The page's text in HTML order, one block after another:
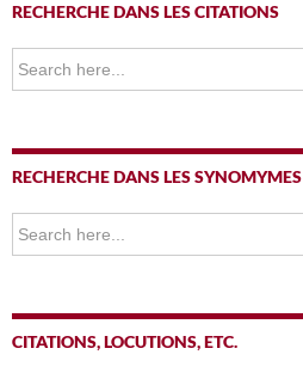
RECHERCHE DANS LES CITATIONS
Search
for:
RECHERCHE DANS LES SYNOMYMES
Search
for:
CITATIONS, LOCUTIONS, ETC.